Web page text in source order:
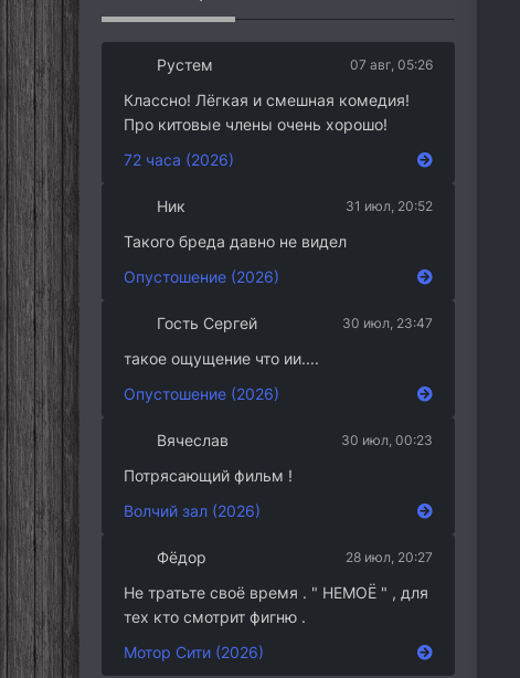
Рустем 07 авг, 05:26
Классно! Лёгкая и смешная комедия!
Про китовые члены очень хорошо!
72 часа (2026)
Ник 31 июл, 20:52
Такого бреда давно не видел
Опустошение (2026)
Гость Сергей 30 июл, 23:47
такое ощущение что ии....
Опустошение (2026)
Вячеслав 30 июл, 00:23
Потрясающий фильм !
Волчий зал (2026)
Фёдор 28 июл, 20:27
Не тратьте своё время . " НЕМОЁ " , для
тех кто смотрит фигню .
Мотор Сити (2026)